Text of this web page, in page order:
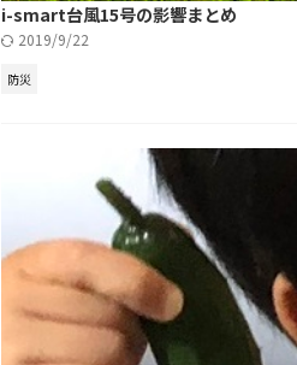
i-smart台風15号の影響まとめ
2019/9/22
防災